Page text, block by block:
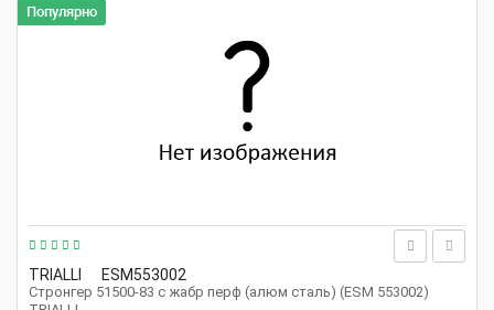
TRIALLI ESM553002
Стронгер 51500-83 с жабр перф (алюм сталь) (ESM 553002)
Популярно